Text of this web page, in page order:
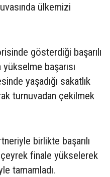
ülkemizi
gösterdiği başarılı
başarısı
yaşadığı sakatlık
turnuvadan çekilmek
birlikte başarılı
finale yükselerek
tamamladı.